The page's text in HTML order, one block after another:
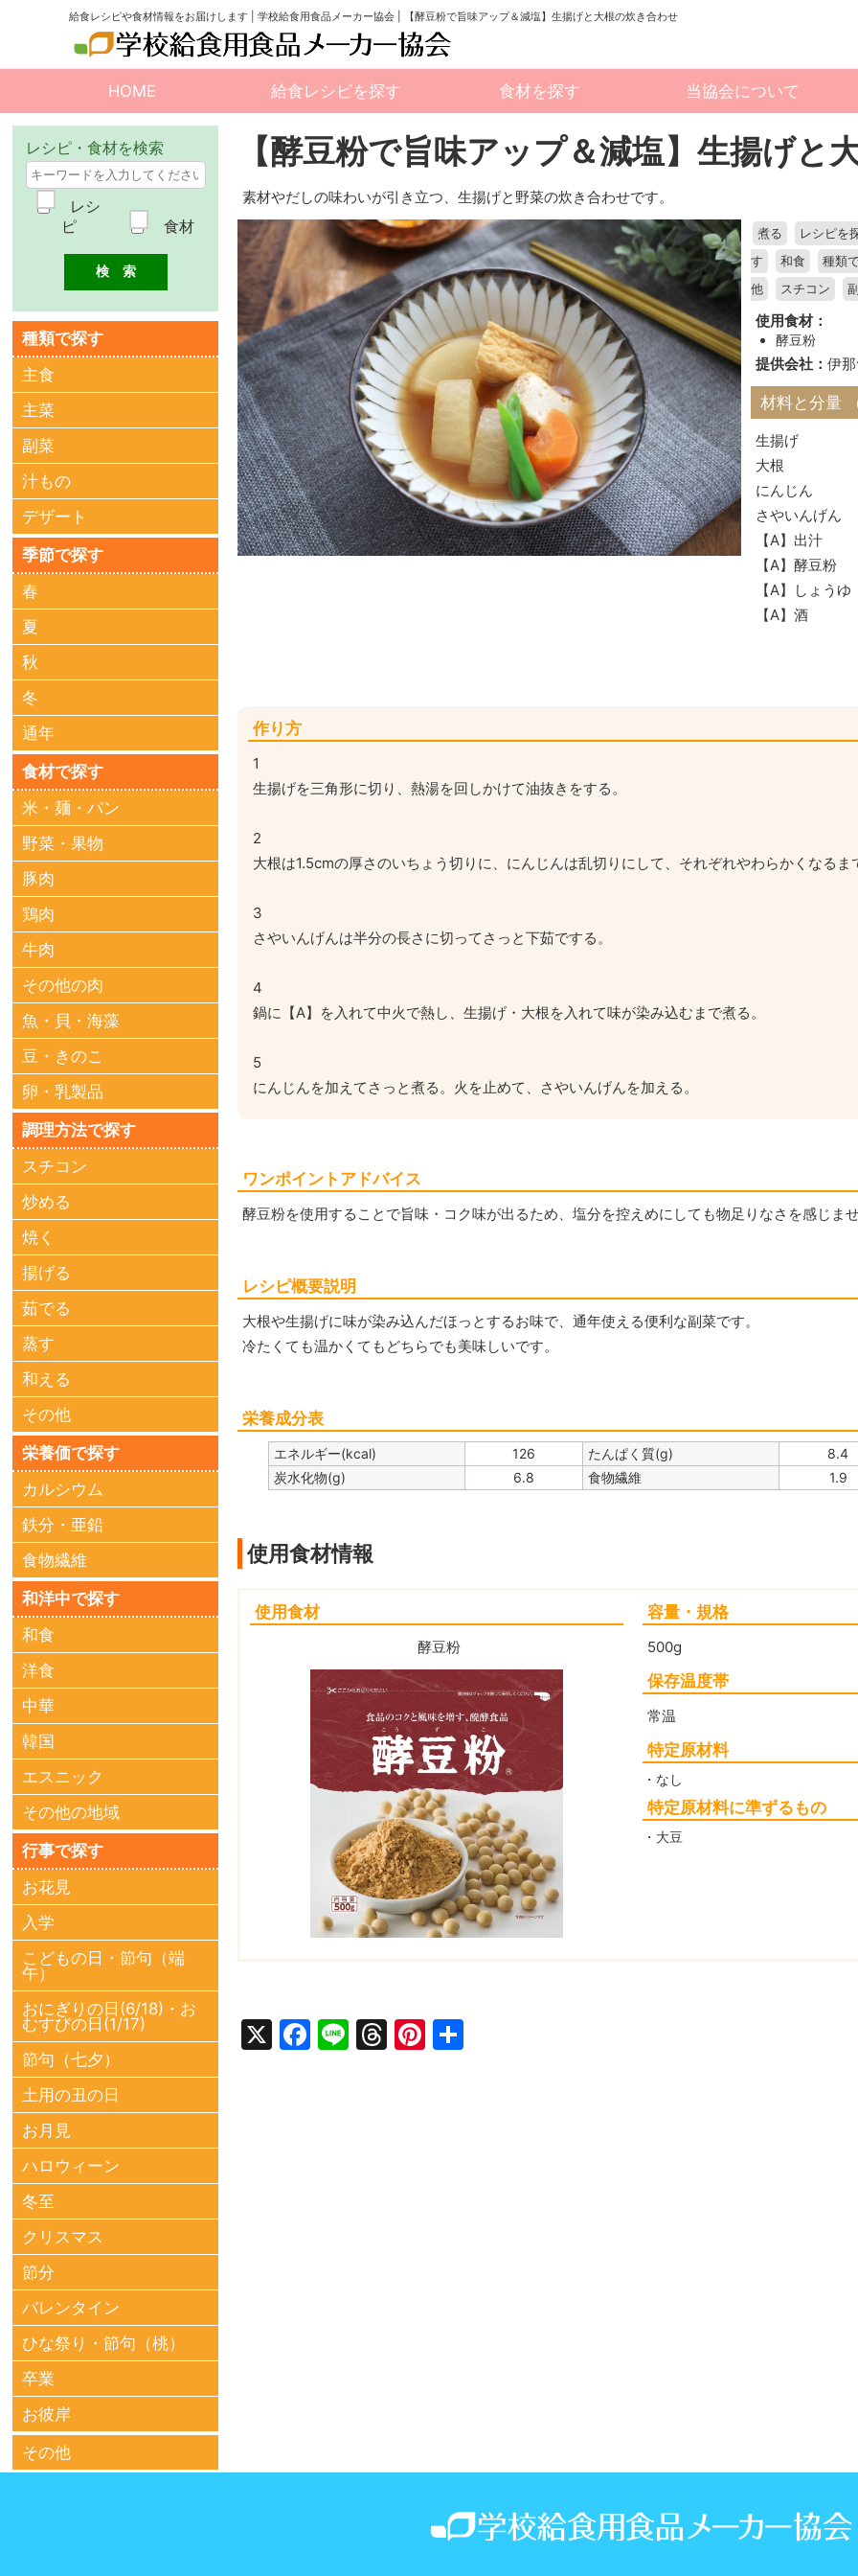
給食レシピや食材情報をお届けします | 学校給食用食品メーカー協会 | 【酵豆粉で旨味アップ＆減塩】生揚げと大根の炊き合わせ
HOME 給食レシピを探す 食材を探す 当協会について
【酵豆粉で旨味アップ＆減塩】生揚げと
素材やだしの味わいが引き立つ、生揚げと野菜の炊き合わせです。
煮る レシピを
す
和食 種類
他
スチコン
使用食材：
酵豆粉
提供会社：伊
材料と分量
生揚げ
大根
にんじん
さやいんげん
【A】出汁
【A】酵豆粉
【A】しょうゆ
【A】酒
作り方
1
生揚げを三角形に切り、熱湯を回しかけて油抜きをする。
2
大根は1.5cmの厚さのいちょう切りに、にんじんは乱切りにして、それぞれやわらかくなるま
3
さやいんげんは半分の長さに切ってさっと下茹でする。
4
鍋に【A】を入れて中火で熱し、生揚げ・大根を入れて味が染み込むまで煮る。
5
にんじんを加えてさっと煮る。火を止めて、さやいんげんを加える。
ワンポイントアドバイス
酵豆粉を使用することで旨味・コク味が出るため、塩分を控えめにしても物足りなさを感じませ
レシピ概要説明
大根や生揚げに味が染み込んだほっとするお味で、通年使える便利な副菜です。
冷たくても温かくてもどちらでも美味しいです。
栄養成分表
エネルギー(kcal) 126 たんぱく質(g) 8.4
炭水化物(g)
6.8 食物繊維 1.9
使用食材情報
使用食材
酵豆粉
容量・規格
500g
保存温度帯
常温
特定原材料
・なし
特定原材料に準ずるもの
・大豆
X Facebook
LineThreads
Pinterest
レシピ・食材を検索
レシ
ピ
食材
種類で探す
主食
主菜
副菜
汁もの
デザート
季節で探す
春
夏
秋
冬
通年
食材で探す
米・麺・パン
野菜・果物
豚肉
鶏肉
牛肉
その他の肉
魚・貝・海藻
豆・きのこ
卵・乳製品
調理方法で探す
スチコン
炒める
焼く
揚げる
茹でる
蒸す
和える
その他
栄養価で探す
カルシウム
鉄分・亜鉛
食物繊維
和洋中で探す
和食
洋食
中華
韓国
エスニック
その他の地域
行事で探す
お花見
入学
こどもの日・節句（端
午）
おにぎりの日(6/18)・お
むすびの日(1/17)
節句（七夕）
土用の丑の日
お月見
ハロウィーン
冬至
クリスマス
節分
バレンタイン
ひな祭り・節句（桃）
卒業
お彼岸
その他